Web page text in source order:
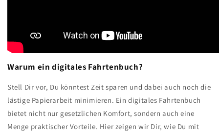
Warum ein digitales Fahrtenbuch?
Stell Dir vor, Du könntest Zeit sparen und dabei auch noch die
lästige Papierarbeit minimieren. Ein digitales Fahrtenbuch
bietet nicht nur gesetzlichen Komfort, sondern auch eine
Menge praktischer Vorteile. Hier zeigen wir Dir, wie Du mit